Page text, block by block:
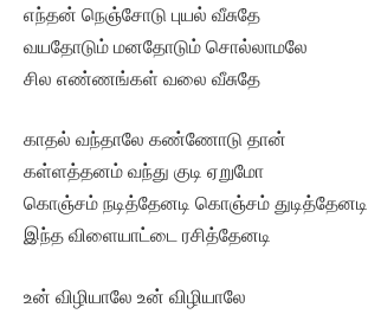
எந்தன் நெஞ்சோடு புயல் வீசுதே
வயதோடும் மனதோடும் சொல்லாமலே
சில எண்ணங்கள் வலை வீசுதே
காதல் வந்தாலே கண்ணோடு தான்
கள்ளத்தனம் வந்து குடி ஏறுமோ
கொஞ்சம் நடித்தேனடி கொஞ்சம் துடித்தேனடி
இந்த விளையாட்டை ரசித்தேனடி
உன் விழியாலே உன் விழியாலே